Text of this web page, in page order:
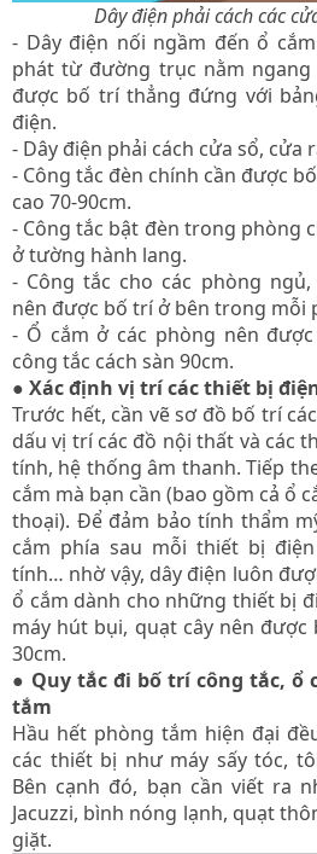
Dây điện phải cách các
- Dây điện nối ngầm đến ổ
phát từ đường trục nằm ngang
được bố trí thẳng đứng với
điện.
- Dây điện phải cách cửa sổ, cửa
- Công tắc đèn chính cần được
cao 70-90cm.
- Công tắc bật đèn trong phòng
ở tường hành lang.
- Công tắc cho các phòng
nên được bố trí ở bên trong mỗi
- Ổ cắm ở các phòng nên
công tắc cách sàn 90cm.
● Xác định vị trí các thiết bị
Trước hết, cần vẽ sơ đồ bố trí
dấu vị trí các đồ nội thất và các
tính, hệ thống âm thanh. Tiếp
cắm mà bạn cần (bao gồm cả ổ
thoại). Để đảm bảo tính thẩm
cắm phía sau mỗi thiết bị
tính… nhờ vậy, dây điện luôn
ổ cắm dành cho những thiết bị
máy hút bụi, quạt cây nên
30cm.
● Quy tắc đi bố trí công tắc, ổ
tắm
Hầu hết phòng tắm hiện đại
các thiết bị như máy sấy tóc,
Bên cạnh đó, bạn cần viết ra
Jacuzzi, bình nóng lạnh, quạt
giặt.